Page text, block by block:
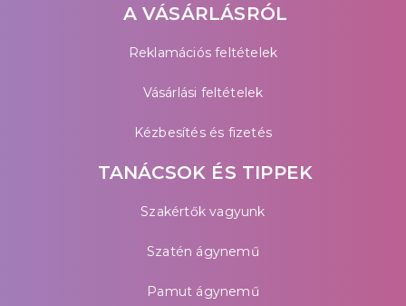
A VÁSÁRLÁSRÓL
Reklamációs feltételek
Vásárlási feltételek
Kézbesítés és fizetés
TANÁCSOK ÉS TIPPEK
Szakértők vagyunk
Szatén ágynemű
Pamut ágynemű